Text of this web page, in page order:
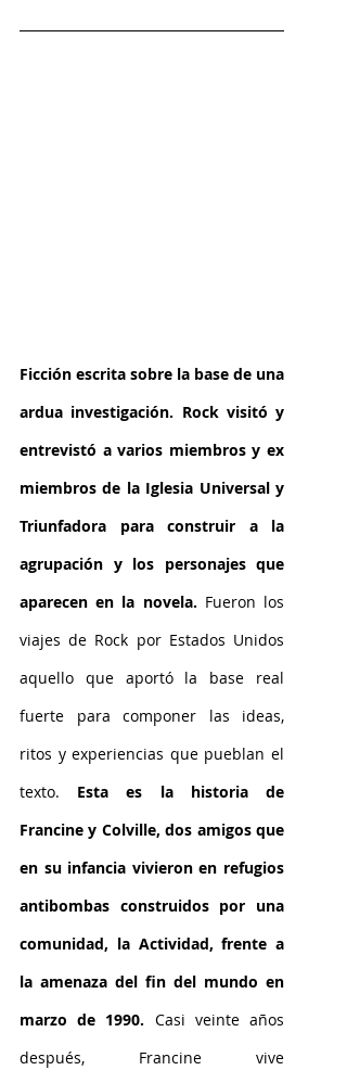
Ficción escrita sobre la base de una
ardua investigación. Rock visitó y
entrevistó a varios miembros y ex
miembros de la Iglesia Universal y
Triunfadora para construir a la
agrupación y los personajes que
aparecen en la novela. Fueron los
viajes de Rock por Estados Unidos
aquello que aportó la base real
fuerte para componer las ideas,
ritos y experiencias que pueblan el
texto. Esta es la historia de
Francine y Colville, dos amigos que
en su infancia vivieron en refugios
antibombas construidos por una
comunidad, la Actividad, frente a
la amenaza del fin del mundo en
marzo de 1990. Casi veinte años
después, Francine vive